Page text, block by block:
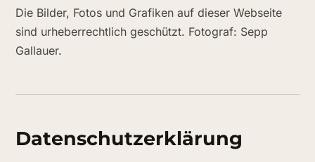
Die Bilder, Fotos und Grafiken auf dieser Webseite
sind urheberrechtlich geschützt. Fotograf: Sepp
Gallauer.
Datenschutzerklärung